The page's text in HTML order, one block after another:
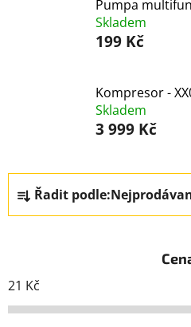
Pumpa
Skladem
199 Kč
Kompresor -
Skladem
3 999 Kč
a
z
í
p
Řadit podle:
21 Kč